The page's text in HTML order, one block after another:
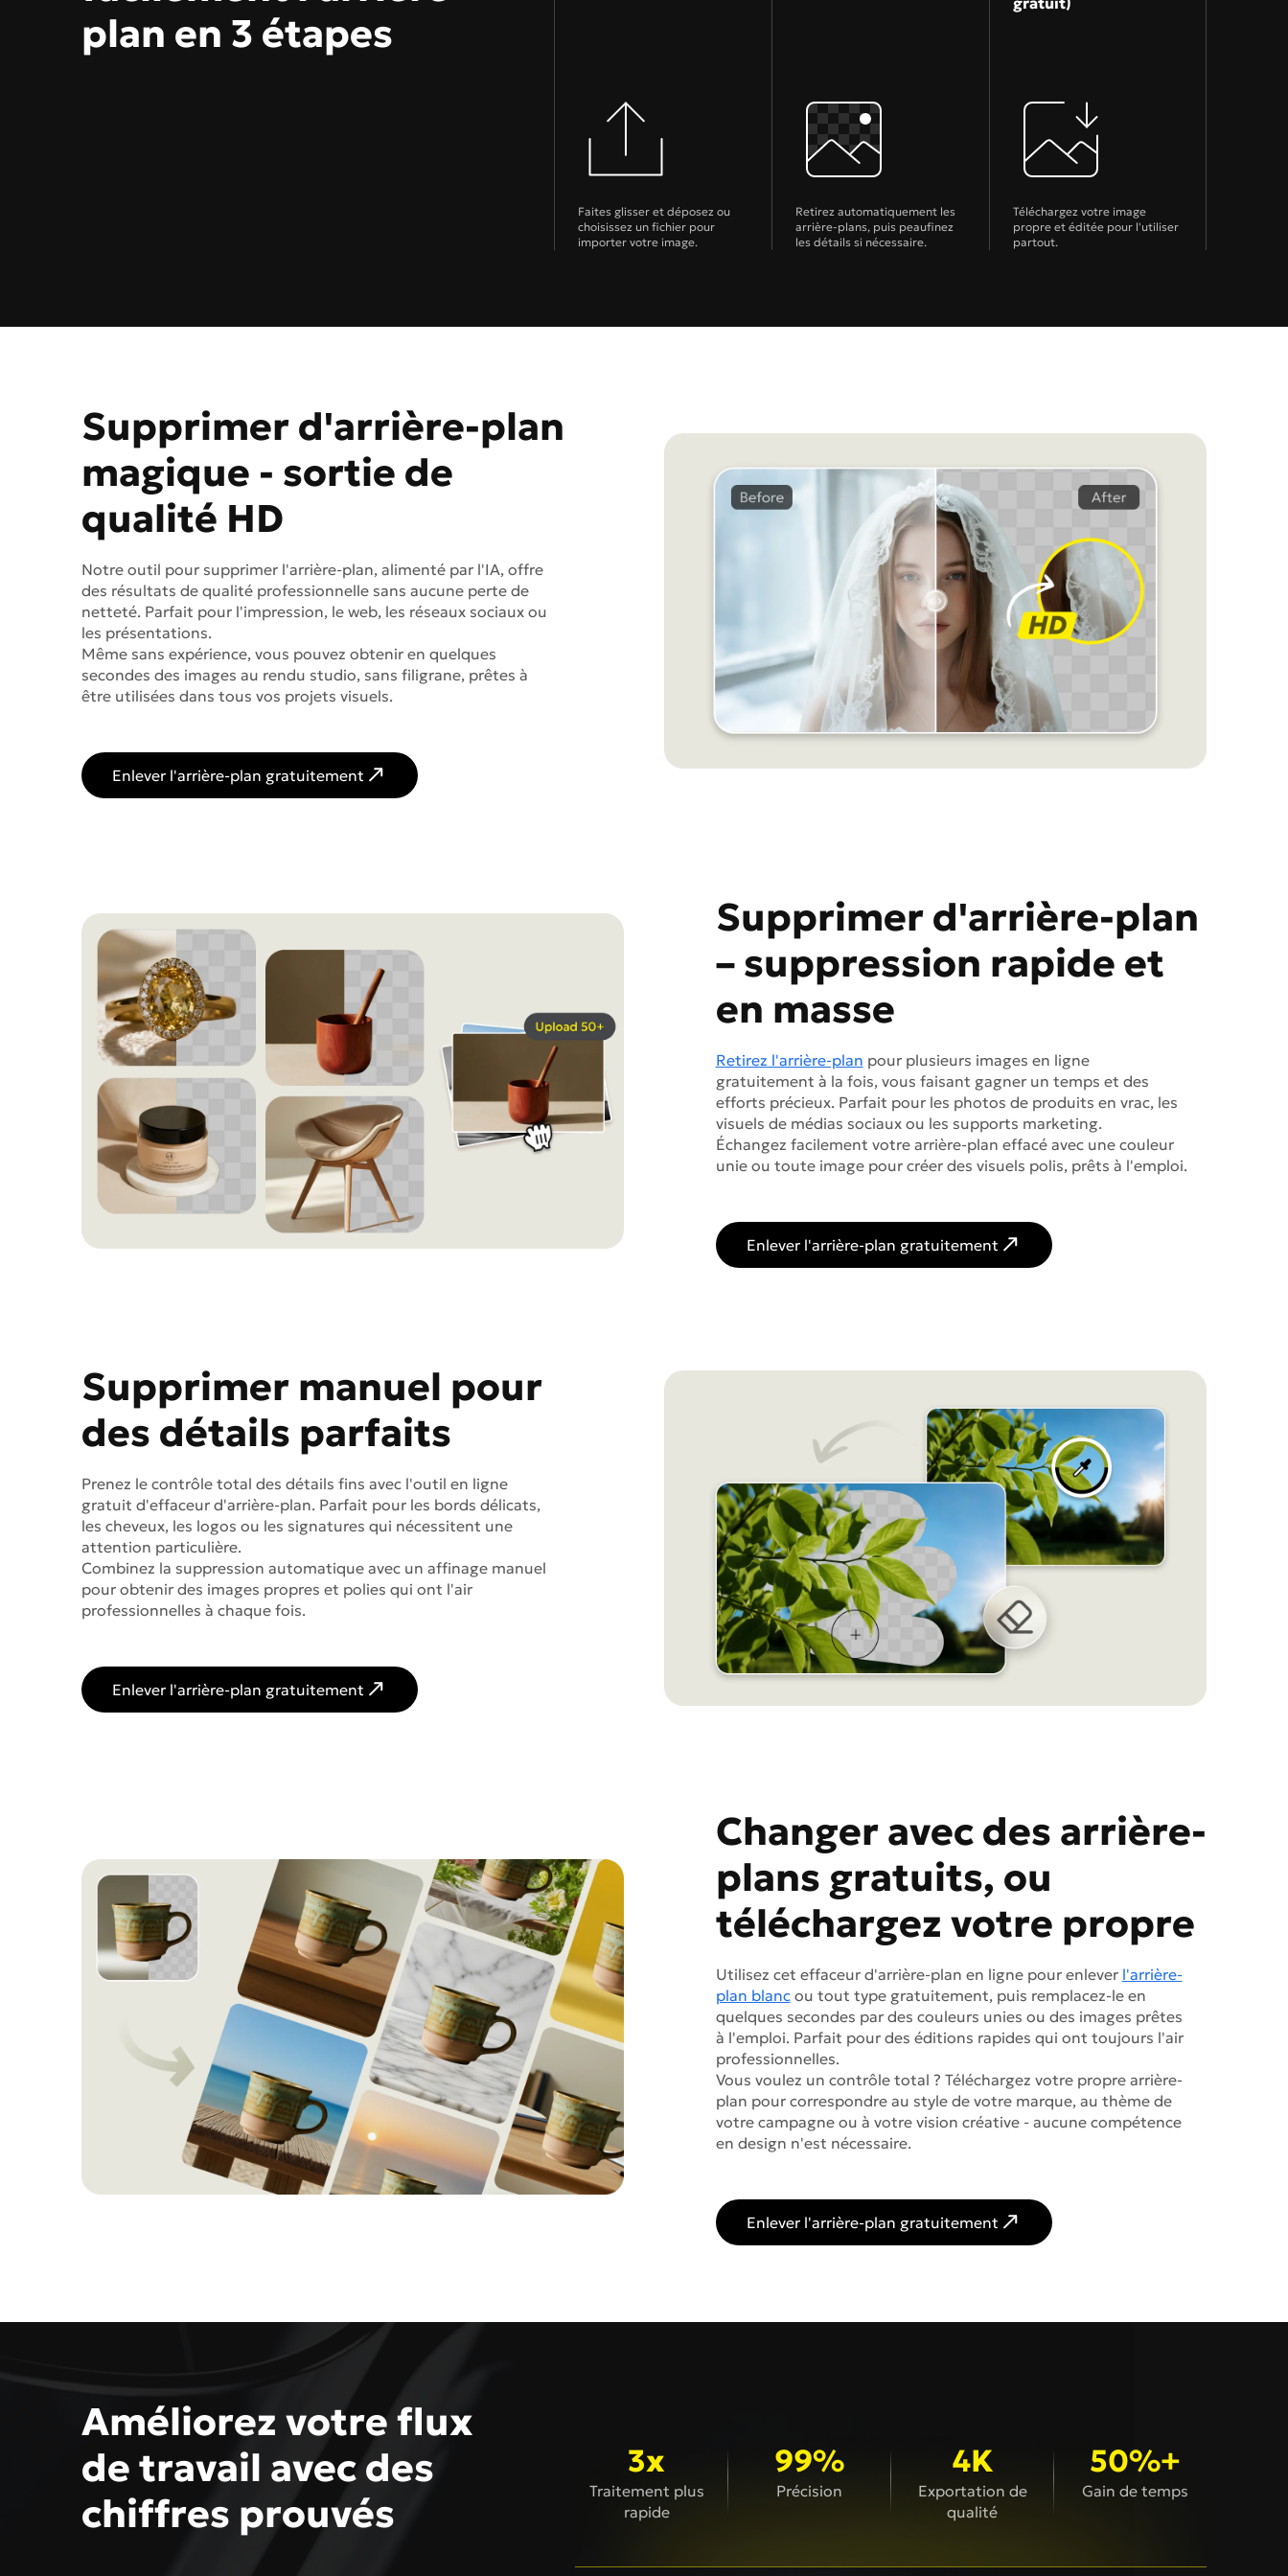
plan en 3 étapes
Faites glisser et déposez ou
choisissez un fichier pour
importer votre image.
Retirez automatiquement les
arrière-plans, puis peaufinez
les détails si nécessaire.
Téléchargez votre image
propre et éditée pour l'utiliser
partout.
Supprimer d'arrière-plan
magique - sortie de
qualité HD
Notre outil pour supprimer l'arrière-plan, alimenté par l'IA, offre
des résultats de qualité professionnelle sans aucune perte de
netteté. Parfait pour l'impression, le web, les réseaux sociaux ou
les présentations.
Même sans expérience, vous pouvez obtenir en quelques
secondes des images au rendu studio, sans filigrane, prêtes à
être utilisées dans tous vos projets visuels.
Enlever l'arrière-plan gratuitement
Supprimer d'arrière-plan
– suppression rapide et
en masse
Retirez l'arrière-plan pour plusieurs images en ligne
gratuitement à la fois, vous faisant gagner un temps et des
efforts précieux. Parfait pour les photos de produits en vrac, les
visuels de médias sociaux ou les supports marketing.
Échangez facilement votre arrière-plan effacé avec une couleur
unie ou toute image pour créer des visuels polis, prêts à l'emploi.
Enlever l'arrière-plan gratuitement
Supprimer manuel pour
des détails parfaits
Prenez le contrôle total des détails fins avec l'outil en ligne
gratuit d'effaceur d'arrière-plan. Parfait pour les bords délicats,
les cheveux, les logos ou les signatures qui nécessitent une
attention particulière.
Combinez la suppression automatique avec un affinage manuel
pour obtenir des images propres et polies qui ont l'air
professionnelles à chaque fois.
Enlever l'arrière-plan gratuitement
Changer avec des arrière-
plans gratuits, ou
téléchargez votre propre
Utilisez cet effaceur d'arrière-plan en ligne pour enlever l'arrière-
plan blancou tout type gratuitement, puis remplacez-le en
quelques secondes par des couleurs unies ou des images prêtes
à l'emploi. Parfait pour des éditions rapides qui ont toujours l'air
professionnelles.
Vous voulez un contrôle total ? Téléchargez votre propre arrière-
plan pour correspondre au style de votre marque, au thème de
votre campagne ou à votre vision créative - aucune compétence
en design n'est nécessaire.
Enlever l'arrière-plan gratuitement
Améliorez votre flux
de travail avec des
chiffres prouvés
3x
Traitement plus
rapide
99%
Précision
4K
Exportation de
qualité
50%+
Gain de temps